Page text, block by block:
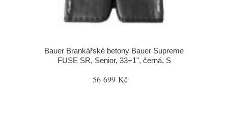
Bauer Brankářské betony Bauer Supreme
FUSE SR, Senior, 33+1", černá, S
56 699 Kč